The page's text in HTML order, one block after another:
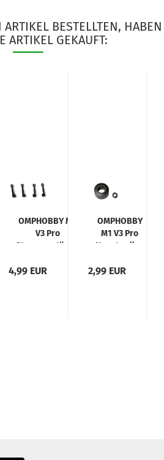
BESTELLTEN,
ARTIKEL GEKAUFT:
OMPHOBBY M1
V3 Pro
Steuergestänge
4,99 EUR
OMPHOBBY
M1 V3 Pro
Hauptwellen
2,99 EUR